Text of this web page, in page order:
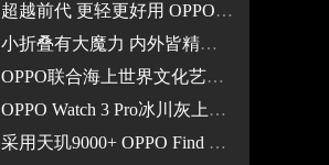
超越前代 更轻更好用 OPPO Find N2体验评测
小折叠有大魔力 内外皆精彩 OPPO Find N2 Flip评测
OPPO联合海上世界文化艺术中心举办科技艺术展
OPPO Watch 3 Pro冰川灰上手 在智能化的道路上一路狂奔！
采用天玑9000+ OPPO Find N2 Flip折叠屏从“常用”到“重用”